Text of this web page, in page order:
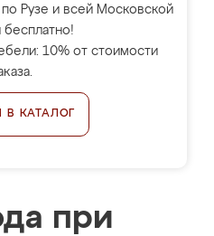
Рузе и всей Московской
бесплатно!
10% от стоимости
В КАТАЛОГ
при